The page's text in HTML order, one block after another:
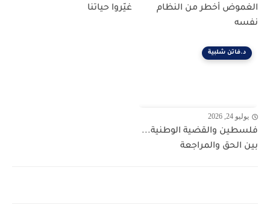
الغموض أخطر من النظام
نفسه
غيّروا حياتنا
د.فاتن شلبية
يوليو 24, 2026
فلسطين والقضية الوطنية...
بين الحق والمراجعة